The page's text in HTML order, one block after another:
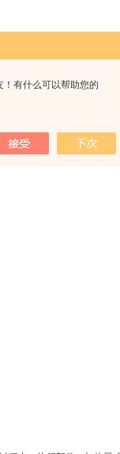
！有什么可以帮助您的